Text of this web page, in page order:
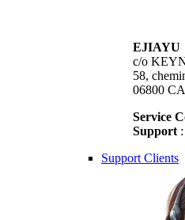
EJIAYU
c/o
58,
06800
Service
Support
Support Clients